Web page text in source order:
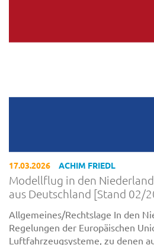
17.03.2026 ACHIM FRIEDL
Modellflug in den
aus Deutschland [Stand 02/
Allgemeines/Rechtslage In den
Regelungen der Europäischen
Luftfahrzeugsysteme, zu denen